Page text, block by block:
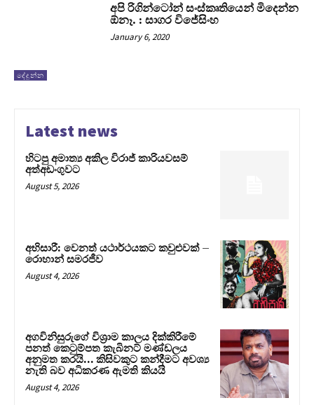
දේදුන්න
අපි රිගින්ටෝන් සංස්කෘතියෙන් මිදෙන්න
ඕනෑ. : සාගර විජේසිංහ
January 6, 2020
Latest news
හිටපු අමාත්‍ය අකිල විරාජ් කාරියවසම්
අත්අඩංගුවට
August 5, 2026
අභිසාරී: වෙනත් යථාර්ථයකට කවුළුවක් –
රොහාන් සමරජීව
August 4, 2026
අගවිනිසුරුගේ විශ්‍රාම කාලය දික්කිරීමේ
පනත් කෙටුම්පත කැබිනට් මණ්ඩලය
අනුමත කරයි… කිසිවකුට කන්දීමට අවශ්‍ය
නැති බව අධිකරණ ඇමති කියයි
August 4, 2026